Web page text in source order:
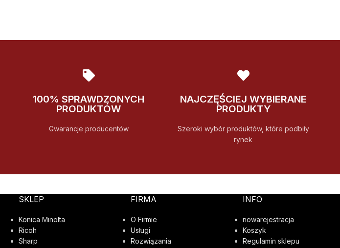
100% SPRAWDZONYCH
PRODUKTÓW
Gwarancje producentów
NAJCZĘŚCIEJ WYBIERANE
PRODUKTY
Szeroki wybór produktów, które podbiły
rynek
SKLEP
Konica Minolta
Ricoh
Sharp
FIRMA
O Firmie
Usługi
Rozwiązania
INFO
nowarejestracja
Koszyk
Regulamin sklepu